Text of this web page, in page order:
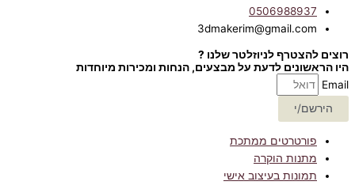
0506988937
3dmakerim@gmail.com
רוצים להצטרף לניוזלטר שלנו ?
היו הראשונים לדעת על מבצעים, הנחות ומכירות מיוחדות
Email
הירשם/י
פורטרטים ממתכת
מתנות הוקרה
תמונות בעיצוב אישי